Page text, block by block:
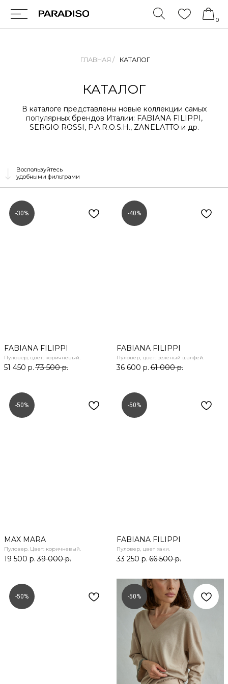
0
КАТАЛОГ
популярных брендов Италии: FABIANA FILIPPI,
SERGIO ROSSI, P.A.R.O.S.H., ZANELATTO и др.
Воспользуйтесь
удобными фильтрами
-30%
FABIANA FILIPPI
Пуловер, цвет: коричневый.
51 450 р. 73 500 р.
-40%
FABIANA FILIPPI
Пуловер, цвет: зеленый шалфей.
36 600 р. 61 000 р.
-50%
MAX MARA
Пуловер. Цвет: коричневый.
19 500 р. 39 000 р.
-50%
FABIANA FILIPPI
Пуловер, цвет хаки.
33 250 р. 66 500 р.
-50% -50%